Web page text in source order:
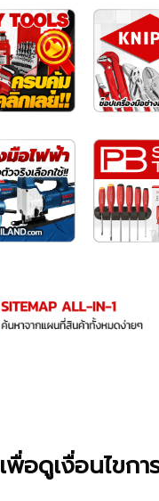
พื่อดูเงื่อนไขก